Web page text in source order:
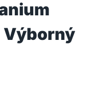
Výborný